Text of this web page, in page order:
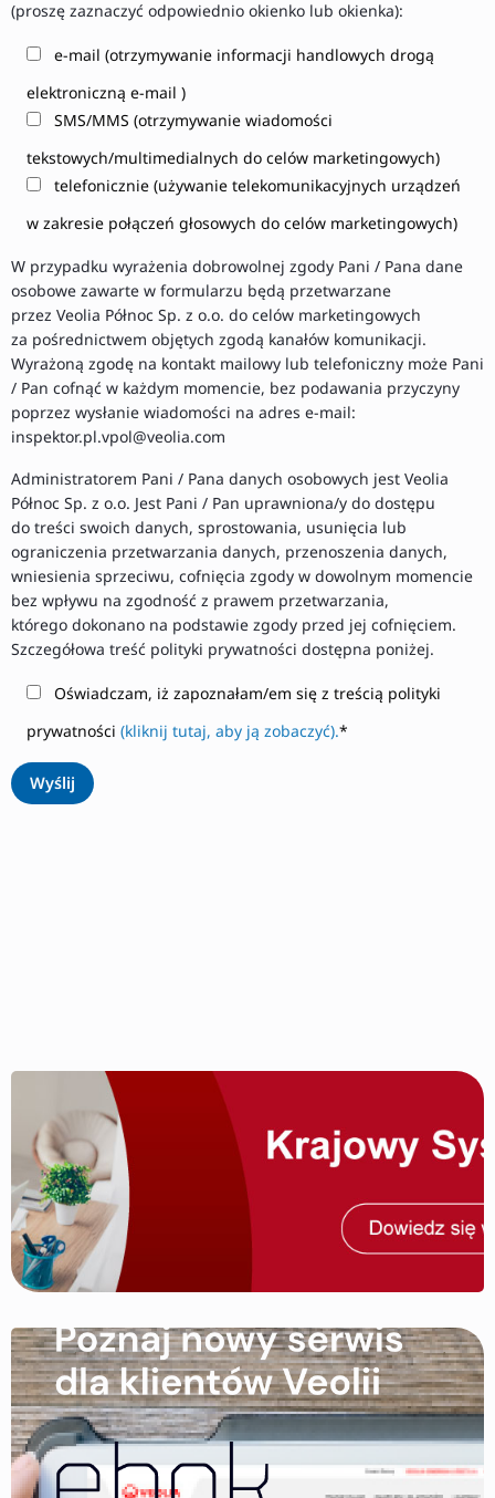
(proszę zaznaczyć odpowiednio okienko lub okienka):
e-mail (otrzymywanie informacji handlowych drogą
elektroniczną e-mail )
SMS/MMS (otrzymywanie wiadomości
tekstowych/multimedialnych do celów marketingowych)
telefonicznie (używanie telekomunikacyjnych urządzeń
w zakresie połączeń głosowych do celów marketingowych)
W przypadku wyrażenia dobrowolnej zgody Pani / Pana dane
osobowe zawarte w formularzu będą przetwarzane
przez Veolia Północ Sp. z o.o. do celów marketingowych
za pośrednictwem objętych zgodą kanałów komunikacji.
Wyrażoną zgodę na kontakt mailowy lub telefoniczny może Pani
/ Pan cofnąć w każdym momencie, bez podawania przyczyny
poprzez wysłanie wiadomości na adres e-mail:
inspektor.pl.vpol@veolia.com
Administratorem Pani / Pana danych osobowych jest Veolia
Północ Sp. z o.o. Jest Pani / Pan uprawniona/y do dostępu
do treści swoich danych, sprostowania, usunięcia lub
ograniczenia przetwarzania danych, przenoszenia danych,
wniesienia sprzeciwu, cofnięcia zgody w dowolnym momencie
bez wpływu na zgodność z prawem przetwarzania,
którego dokonano na podstawie zgody przed jej cofnięciem.
Szczegółowa treść polityki prywatności dostępna poniżej.
Oświadczam, iż zapoznałam/em się z treścią polityki
prywatności (kliknij tutaj, aby ją zobaczyć).*